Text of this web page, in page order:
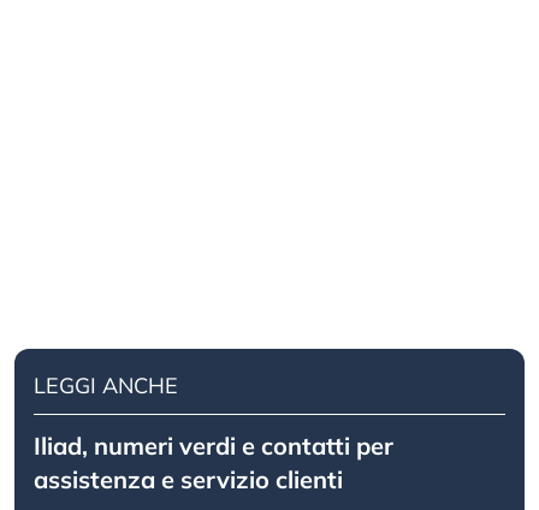
LEGGI ANCHE
Iliad, numeri verdi e contatti per
assistenza e servizio clienti